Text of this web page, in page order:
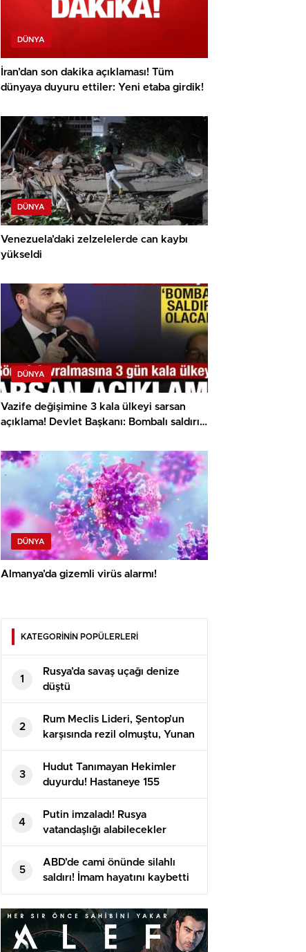
DÜNYA
İran’dan son dakika açıklaması! Tüm
dünyaya duyuru ettiler: Yeni etaba girdik!
DÜNYA
Venezuela’daki zelzelelerde can kaybı
yükseldi
DÜNYA
Vazife değişimine 3 kala ülkeyi sarsan
açıklama! Devlet Başkanı: Bombalı saldırı
DÜNYA
Almanya’da gizemli virüs alarmı!
KATEGORİNİN POPÜLERLERİ
1
Rusya’da savaş uçağı denize
düştü
2
Rum Meclis Lideri, Şentop’un
karşısında rezil olmuştu, Yunan
basını isyan etti
3
Hudut Tanımayan Hekimler
duyurdu! Hastaneye 155
meyyit, 357 yaralı getirildi
4
Putin imzaladı! Rusya
vatandaşlığı alabilecekler
5
ABD’de cami önünde silahlı
saldırı! İmam hayatını kaybetti